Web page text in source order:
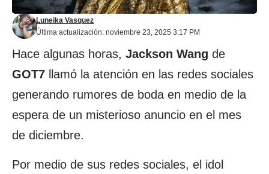
Última actualización: noviembre 23, 2025 3:17 PM
Luneika Vasquez
Hace algunas horas, Jackson Wang de
GOT7 llamó la atención en las redes sociales
generando rumores de boda en medio de la
espera de un misterioso anuncio en el mes
de diciembre.
Por medio de sus redes sociales, el idol